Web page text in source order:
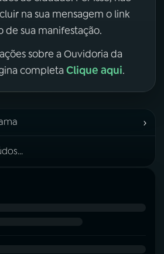
na sua mensagem o link
de sua manifestação.
sobre a Ouvidoria da
completa Clique aqui.
›